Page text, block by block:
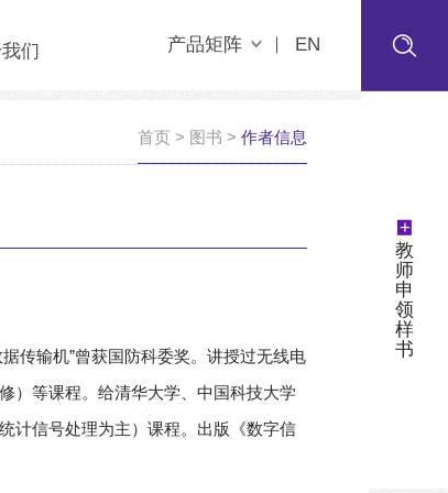
们 产品矩阵 EN
+
教
师
申
领
样
书
首页 > 图书 > 作者信息
传输机”曾获国防科委奖。讲授过无线电
）等课程。给清华大学、中国科技大学
计信号处理为主）课程。出版《数字信